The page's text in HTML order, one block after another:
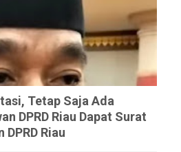
Tetap Saja Ada
DPRD Riau Dapat Surat
Riau